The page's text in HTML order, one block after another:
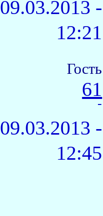
09.03.2013 -
12:21
Гость
61
-
09.03.2013 -
12:45